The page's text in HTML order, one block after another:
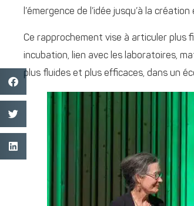
l’émergence de l’idée jusqu’à la
Ce rapprochement vise à articuler
incubation, lien avec les laboratoires,
plus fluides et plus efficaces, dans un